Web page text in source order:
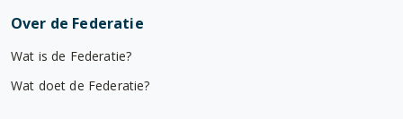
Over de Federatie
Wat is de Federatie?
Wat doet de Federatie?